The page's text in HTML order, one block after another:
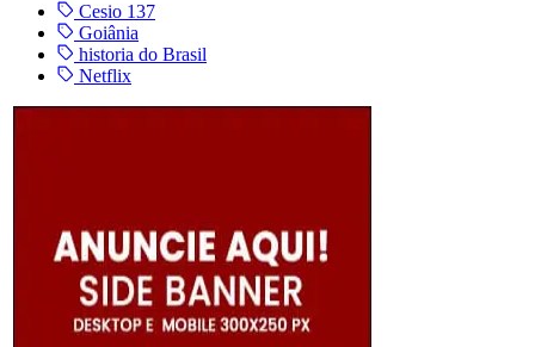
Cesio 137
Goiânia
historia do Brasil
Netflix